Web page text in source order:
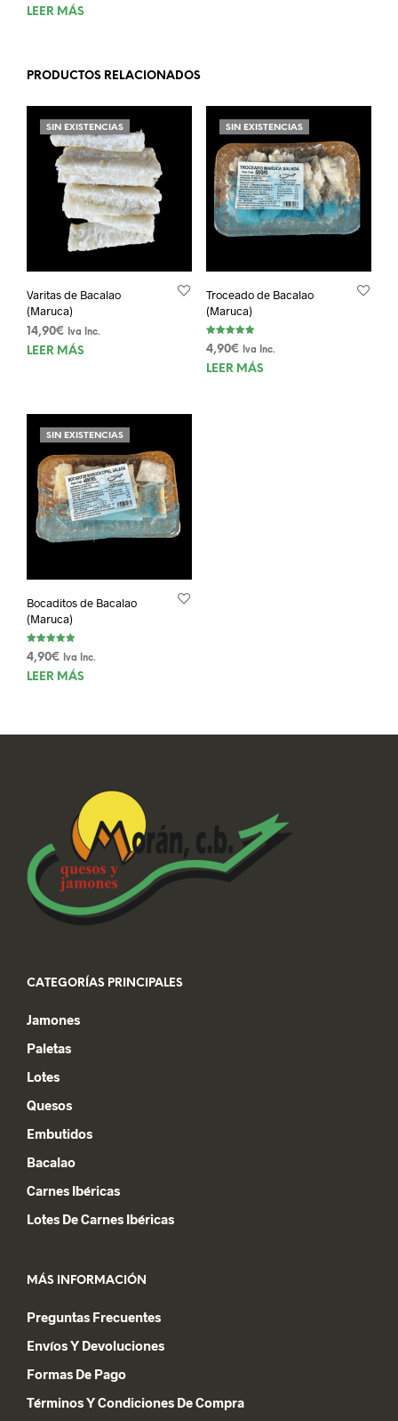
de 5
LEER MÁS
PRODUCTOS RELACIONADOS
SIN EXISTENCIAS
Varitas de Bacalao
(Maruca)
14,90€ Iva Inc.
LEER MÁS
SIN EXISTENCIAS
Troceado de Bacalao
(Maruca)
Valorado con
5.00
4,90€ Iva Inc.
LEER MÁS
SIN EXISTENCIAS
Bocaditos de Bacalao
(Maruca)
Valorado con
5.00
4,90€ Iva Inc.
LEER MÁS
CATEGORÍAS PRINCIPALES
Jamones
Paletas
Lotes
Quesos
Embutidos
Bacalao
Carnes Ibéricas
Lotes De Carnes Ibéricas
MÁS INFORMACIÓN
Preguntas Frecuentes
Envíos Y Devoluciones
Formas De Pago
Términos Y Condiciones De Compra